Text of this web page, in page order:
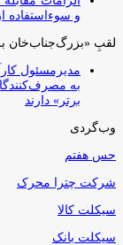
و سوءاستفاده
لقبِ «بزرگ‌جناب‌خان
مدیرمسئول
به
برتر» دارند
وب‌گردی
حس هفتم
شرکت چترا محرک
سیکلت کالا
سیکلت بانک